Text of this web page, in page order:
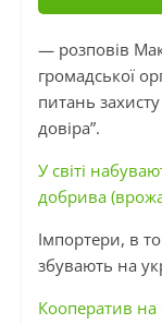
— розповів
громадської
питань
довіра”.
У світі
добрива
Імпортери, в
збувають на
Кооператив